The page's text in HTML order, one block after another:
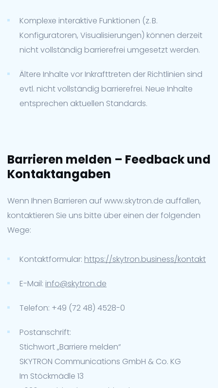
Komplexe interaktive Funktionen (z. B.
Konfiguratoren, Visualisierungen) können derzeit
nicht vollständig barrierefrei umgesetzt werden.
Ältere Inhalte vor Inkrafttreten der Richtlinien sind
evtl. nicht vollständig barrierefrei. Neue Inhalte
entsprechen aktuellen Standards.
Barrieren melden – Feedback und
Kontaktangaben
Wenn Ihnen Barrieren auf www.skytron.de auffallen,
kontaktieren Sie uns bitte über einen der folgenden
Wege:
Kontaktformular: https://skytron.business/kontakt
E-Mail: info@skytron.de
Telefon: +49 (72 48) 4528-0
Postanschrift:
Stichwort „Barriere melden“
SKYTRON Communications GmbH & Co. KG
Im Stöckmädle 13